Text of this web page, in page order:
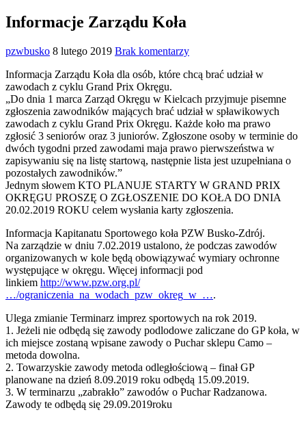
Informacje Zarządu Koła
pzwbusko 8 lutego 2019 Brak komentarzy
Informacja Zarządu Koła dla osób, które chcą brać udział w
zawodach z cyklu Grand Prix Okręgu.
„Do dnia 1 marca Zarząd Okręgu w Kielcach przyjmuje pisemne
zgłoszenia zawodników mających brać udział w spławikowych
zawodach z cyklu Grand Prix Okręgu. Każde koło ma prawo
zgłosić 3 seniorów oraz 3 juniorów. Zgłoszone osoby w terminie do
dwóch tygodni przed zawodami maja prawo pierwszeństwa w
zapisywaniu się na listę startową, następnie lista jest uzupełniana o
pozostałych zawodników.”
Jednym słowem KTO PLANUJE STARTY W GRAND PRIX
OKRĘGU PROSZĘ O ZGŁOSZENIE DO KOŁA DO DNIA
20.02.2019 ROKU celem wysłania karty zgłoszenia.
Informacja Kapitanatu Sportowego koła PZW Busko-Zdrój.
Na zarządzie w dniu 7.02.2019 ustalono, że podczas zawodów
organizowanych w kole będą obowiązywać wymiary ochronne
występujące w okręgu. Więcej informacji pod
linkiem http://www.pzw.org.pl/
…/ograniczenia_na_wodach_pzw_okreg_w_….
Ulega zmianie Terminarz imprez sportowych na rok 2019.
1. Jeżeli nie odbędą się zawody podlodowe zaliczane do GP koła, w
ich miejsce zostaną wpisane zawody o Puchar sklepu Camo –
metoda dowolna.
2. Towarzyskie zawody metoda odległościową – finał GP
planowane na dzień 8.09.2019 roku odbędą 15.09.2019.
3. W terminarzu „zabrakło” zawodów o Puchar Radzanowa.
Zawody te odbędą się 29.09.2019roku